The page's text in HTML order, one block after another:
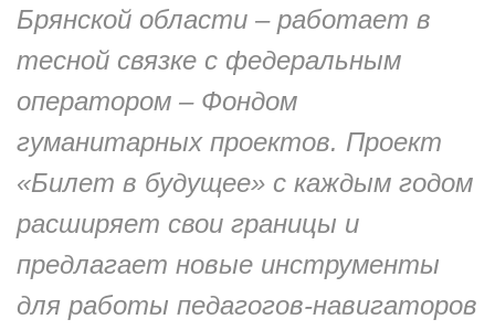
Брянской области – работает в
тесной связке с федеральным
оператором – Фондом
гуманитарных проектов. Проект
«Билет в будущее» с каждым годом
расширяет свои границы и
предлагает новые инструменты
для работы педагогов-навигаторов